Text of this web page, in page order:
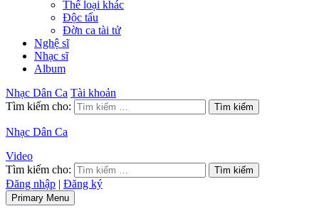
Thể loại khác
Độc tấu
Đờn ca tài tử
Nghệ sĩ
Nhạc sĩ
Album
Nhạc Dân Ca Tài khoản
Tìm kiếm cho:
Nhạc Dân Ca
Video
Tìm kiếm cho:
Đăng nhập | Đăng ký
Primary Menu